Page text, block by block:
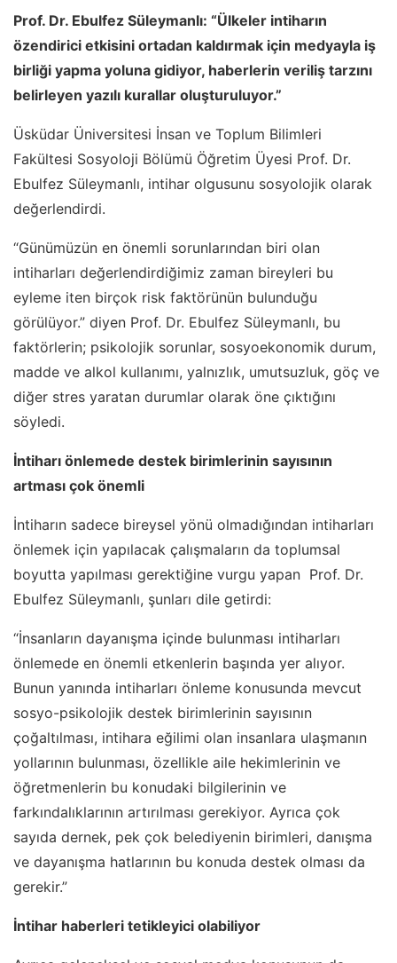
Prof. Dr. Ebulfez Süleymanlı: “Ülkeler intiharın
özendirici etkisini ortadan kaldırmak için medyayla iş
birliği yapma yoluna gidiyor, haberlerin veriliş tarzını
belirleyen yazılı kurallar oluşturuluyor.”
Üsküdar Üniversitesi İnsan ve Toplum Bilimleri
Fakültesi Sosyoloji Bölümü Öğretim Üyesi Prof. Dr.
Ebulfez Süleymanlı, intihar olgusunu sosyolojik olarak
değerlendirdi.
“Günümüzün en önemli sorunlarından biri olan
intiharları değerlendirdiğimiz zaman bireyleri bu
eyleme iten birçok risk faktörünün bulunduğu
görülüyor.” diyen Prof. Dr. Ebulfez Süleymanlı, bu
faktörlerin; psikolojik sorunlar, sosyoekonomik durum,
madde ve alkol kullanımı, yalnızlık, umutsuzluk, göç ve
diğer stres yaratan durumlar olarak öne çıktığını
söyledi.
İntiharı önlemede destek birimlerinin sayısının
artması çok önemli
İntiharın sadece bireysel yönü olmadığından intiharları
önlemek için yapılacak çalışmaların da toplumsal
boyutta yapılması gerektiğine vurgu yapan Prof. Dr.
Ebulfez Süleymanlı, şunları dile getirdi:
“İnsanların dayanışma içinde bulunması intiharları
önlemede en önemli etkenlerin başında yer alıyor.
Bunun yanında intiharları önleme konusunda mevcut
sosyo-psikolojik destek birimlerinin sayısının
çoğaltılması, intihara eğilimi olan insanlara ulaşmanın
yollarının bulunması, özellikle aile hekimlerinin ve
öğretmenlerin bu konudaki bilgilerinin ve
farkındalıklarının artırılması gerekiyor. Ayrıca çok
sayıda dernek, pek çok belediyenin birimleri, danışma
ve dayanışma hatlarının bu konuda destek olması da
gerekir.”
İntihar haberleri tetikleyici olabiliyor